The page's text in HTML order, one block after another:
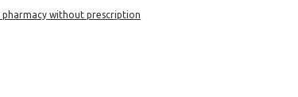
pharmacy without prescription